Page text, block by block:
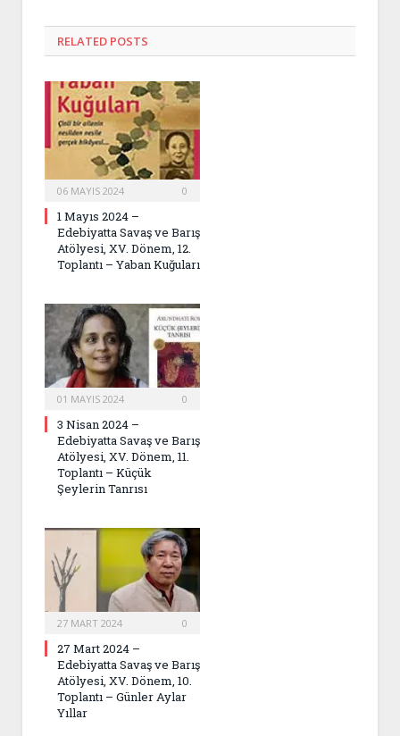
RELATED POSTS
06 MAYIS 2024 0
1 Mayıs 2024 –
Edebiyatta Savaş ve Barış
Atölyesi, XV. Dönem, 12.
Toplantı – Yaban Kuğuları
01 MAYIS 2024 0
3 Nisan 2024 –
Edebiyatta Savaş ve Barış
Atölyesi, XV. Dönem, 11.
Toplantı – Küçük
Şeylerin Tanrısı
27 MART 2024 0
27 Mart 2024 –
Edebiyatta Savaş ve Barış
Atölyesi, XV. Dönem, 10.
Toplantı – Günler Aylar
Yıllar